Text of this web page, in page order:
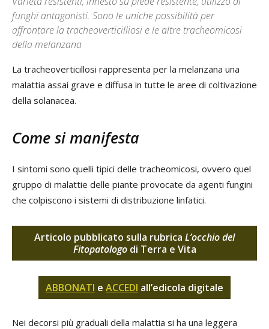
funghi antagonisti. Sono le uniche possibilità per
affrontare la tracheoverticilliosi e le altre tracheomicosi
della melanzana
La tracheoverticillosi rappresenta per la melanzana una
malattia assai grave e diffusa in tutte le aree di coltivazione
della solanacea.
Come si manifesta
I sintomi sono quelli tipici delle tracheomicosi, ovvero quel
gruppo di malattie delle piante provocate da agenti fungini
che colpiscono i sistemi di distribuzione linfatici.
Articolo pubblicato sulla rubrica L’occhio del
Fitopatologodi Terra e Vita
ABBONATI e ACCEDI all’edicola digitale
Nei decorsi più graduali della malattia si ha una leggera